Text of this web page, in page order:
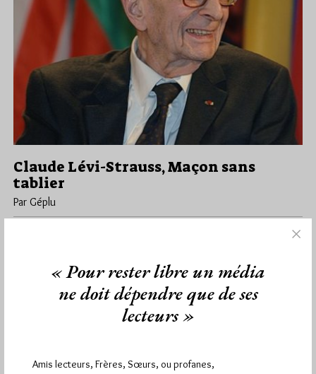
Claude Lévi-Strauss, Maçon sans
tablier
Par Géplu
Claude Lévi-Strauss qu'il a découvert adolescent en lisant Race
et Histoire,…« Pour rester libre un média
ne doit dépendre que de ses
lecteurs »
Amis lecteurs, Frères, Sœurs, ou profanes,